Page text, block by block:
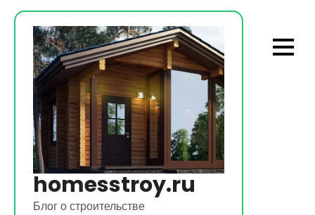
Перейти
содержимому
homesstroy.ru
Блог о строительстве